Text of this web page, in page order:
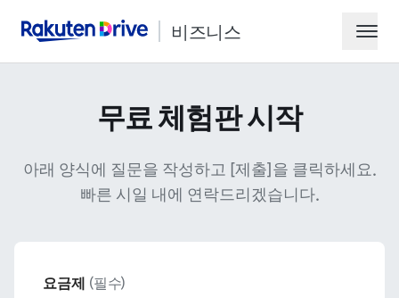
Rakuten Drive 비즈니스
무료 체험판 시작
아래 양식에 질문을 작성하고 [제출]을 클릭하세요.
빠른 시일 내에 연락드리겠습니다.
요금제 (필수)